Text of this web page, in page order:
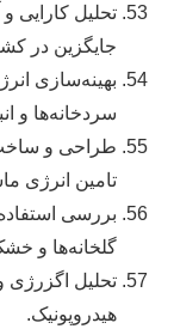
تحلیل کارایی
جایگزین در
بهینه‌سازی
سردخانه‌ها و
طراحی و
تامین انرژی
بررسی
گلخانه‌ها و
تحلیل اگزرژی
هیدروپونیک.